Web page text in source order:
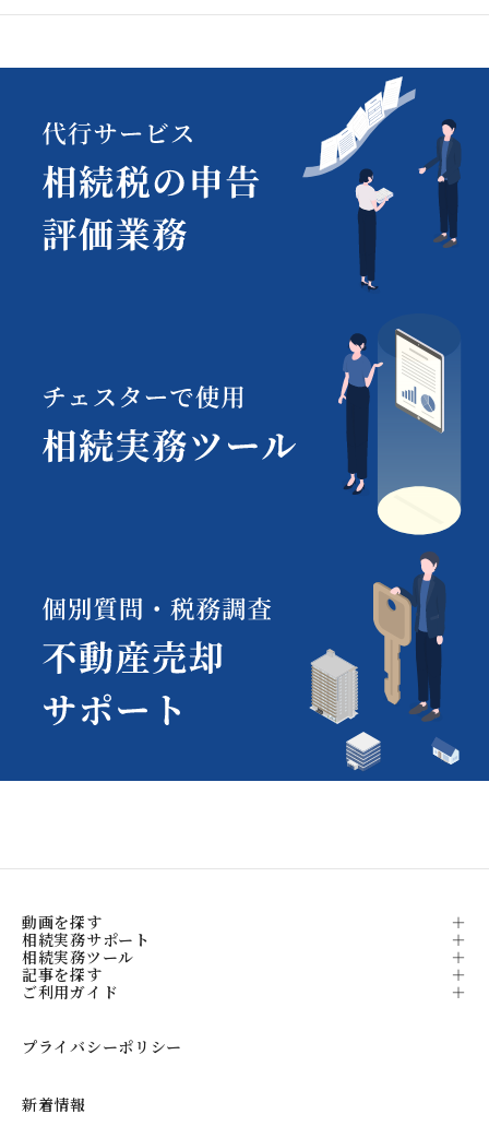
動画を探す
相続実務サポート
相続実務ツール
記事を探す
ご利用ガイド
プライバシーポリシー
新着情報